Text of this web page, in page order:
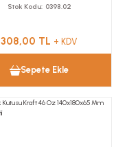
Stok Kodu 0398.02
308,00 TL + KDV
Sepete Ekle